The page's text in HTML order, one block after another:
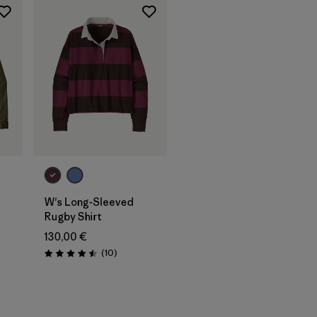
W's Long-Sleeved
Rugby Shirt
130,00 €
Évaluation: 4.5 / 5
(10Avis
)